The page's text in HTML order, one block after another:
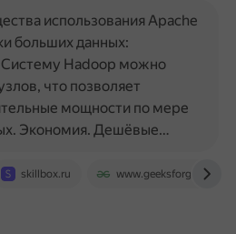
skillbox.ru www.geeksforgeeks.org
использования Apache
больших данных:
Hadoop можно
что позволяет
мощности по мере
Экономия. Дешёвые…